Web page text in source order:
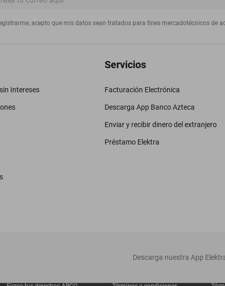
acepto que mis datos sean tratados para fines mercadotécnicos de
Intereses
Servicios
Facturación Electrónica
Descarga App Banco Azteca
Enviar y recibir dinero del extranjero
Préstamo Elektra
Descarga nuestra App